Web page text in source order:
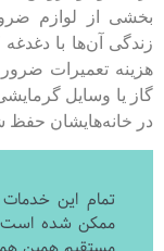
بخشی از لوازم
هزینه تعمیرات
گاز یا وسایل
در خانه‌هایشان حفظ
تمام این
ممکن شده است